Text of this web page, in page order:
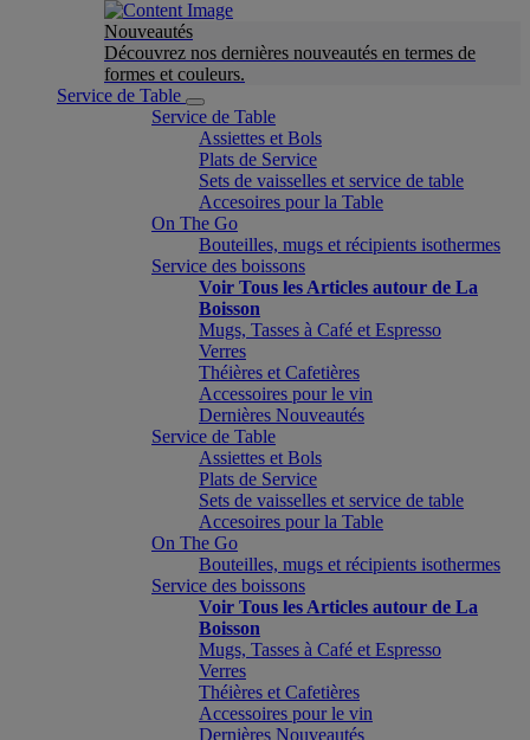
Nouveautés
Découvrez nos dernières nouveautés en termes de
formes et couleurs.
Service de Table
Service de Table
Assiettes et Bols
Plats de Service
Sets de vaisselles et service de table
Accesoires pour la Table
On The Go
Bouteilles, mugs et récipients isothermes
Service des boissons
Voir Tous les Articles autour de La
Boisson
Mugs, Tasses à Café et Espresso
Verres
Théières et Cafetières
Accessoires pour le vin
Dernières Nouveautés
Service de Table
Assiettes et Bols
Plats de Service
Sets de vaisselles et service de table
Accesoires pour la Table
On The Go
Bouteilles, mugs et récipients isothermes
Service des boissons
Voir Tous les Articles autour de La
Boisson
Mugs, Tasses à Café et Espresso
Verres
Théières et Cafetières
Accessoires pour le vin
Dernières Nouveautés